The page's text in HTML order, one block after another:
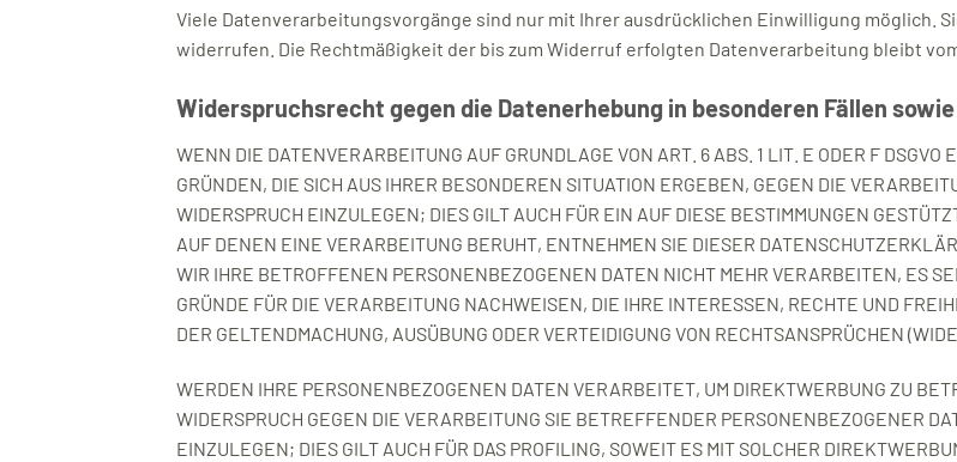
Viele Datenverarbeitungsvorgänge sind nur mit Ihrer ausdrücklichen Einwilligung möglich.
widerrufen. Die Rechtmäßigkeit der bis zum Widerruf erfolgten Datenverarbeitung bleibt
Widerspruchsrecht gegen die Datenerhebung in besonderen Fällen sowie
WENN DIE DATENVERARBEITUNG AUF GRUNDLAGE VON ART. 6 ABS. 1 LIT. E ODER F
GRÜNDEN, DIE SICH AUS IHRER BESONDEREN SITUATION ERGEBEN, GEGEN DIE
WIDERSPRUCH EINZULEGEN; DIES GILT AUCH FÜR EIN AUF DIESE BESTIMMUNGEN
AUF DENEN EINE VERARBEITUNG BERUHT, ENTNEHMEN SIE DIESER
WIR IHRE BETROFFENEN PERSONENBEZOGENEN DATEN NICHT MEHR VERARBEITEN, ES
GRÜNDE FÜR DIE VERARBEITUNG NACHWEISEN, DIE IHRE INTERESSEN, RECHTE UND
DER GELTENDMACHUNG, AUSÜBUNG ODER VERTEIDIGUNG VON RECHTSANSPRÜCHEN
WERDEN IHRE PERSONENBEZOGENEN DATEN VERARBEITET, UM DIREKTWERBUNG ZU
WIDERSPRUCH GEGEN DIE VERARBEITUNG SIE BETREFFENDER PERSONENBEZOGENER
EINZULEGEN; DIES GILT AUCH FÜR DAS PROFILING, SOWEIT ES MIT SOLCHER